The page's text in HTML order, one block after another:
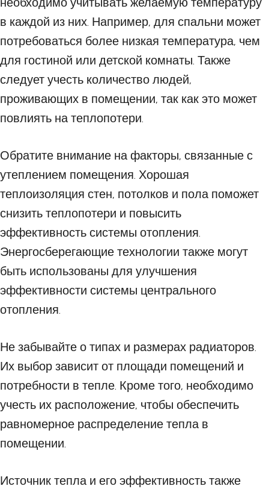
в каждой из них. Например, для спальни может
потребоваться более низкая температура, чем
для гостиной или детской комнаты. Также
следует учесть количество людей,
проживающих в помещении, так как это может
повлиять на теплопотери.
Обратите внимание на факторы, связанные с
утеплением помещения. Хорошая
теплоизоляция стен, потолков и пола поможет
снизить теплопотери и повысить
эффективность системы отопления.
Энергосберегающие технологии также могут
быть использованы для улучшения
эффективности системы центрального
отопления.
Не забывайте о типах и размерах радиаторов.
Их выбор зависит от площади помещений и
потребности в тепле. Кроме того, необходимо
учесть их расположение, чтобы обеспечить
равномерное распределение тепла в
помещении.
Источник тепла и его эффективность также